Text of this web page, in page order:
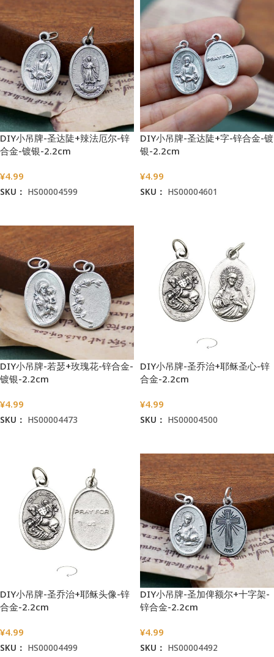
DIY小吊牌-圣达陡+辣法厄尔-锌
合金-镀银-2.2cm
¥4.99
SKU： HS00004599
DIY小吊牌-圣达陡+字-锌合金-镀
银-2.2cm
¥4.99
SKU： HS00004601
DIY小吊牌-若瑟+玫瑰花-锌合金-
镀银-2.2cm
¥4.99
SKU： HS00004473
DIY小吊牌-圣乔治+耶稣圣心-锌
合金-2.2cm
¥4.99
SKU： HS00004500
DIY小吊牌-圣乔治+耶稣头像-锌
合金-2.2cm
¥4.99
SKU： HS00004499
DIY小吊牌-圣加俾额尔+十字架-
锌合金-2.2cm
¥4.99
SKU： HS00004492